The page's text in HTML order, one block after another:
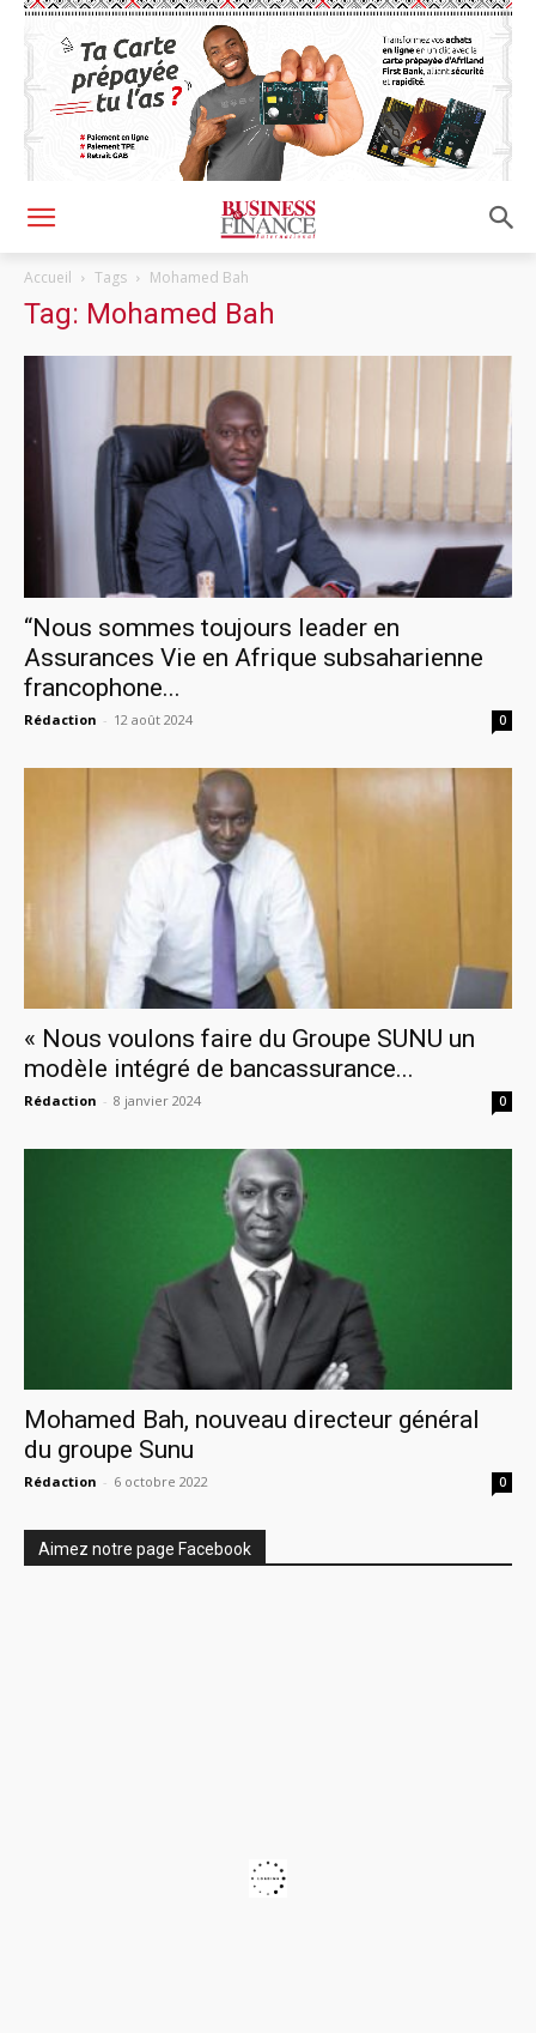
Accueil Tags Mohamed Bah
Tag: Mohamed Bah
“Nous sommes toujours leader en
Assurances Vie en Afrique subsaharienne
francophone...
Rédaction - 12 août 2024 0
« Nous voulons faire du Groupe SUNU un
modèle intégré de bancassurance...
Rédaction - 8 janvier 2024 0
Mohamed Bah, nouveau directeur général
du groupe Sunu
Rédaction - 6 octobre 2022 0
Aimez notre page Facebook